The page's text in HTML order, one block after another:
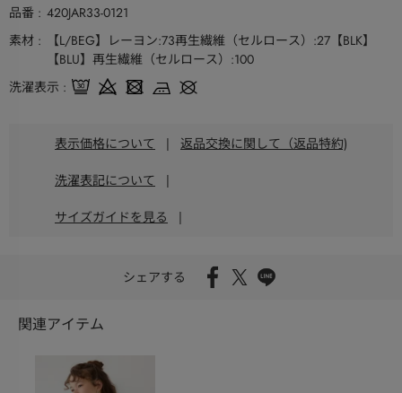
品番
420JAR33-0121
素材
【L/BEG】レーヨン:73再生繊維（セルロース）:27【BLK】
【BLU】再生繊維（セルロース）:100
洗濯表示
表示価格について | 返品交換に関して（返品特約)
洗濯表記について |
サイズガイドを見る |
シェアする
関連アイテム